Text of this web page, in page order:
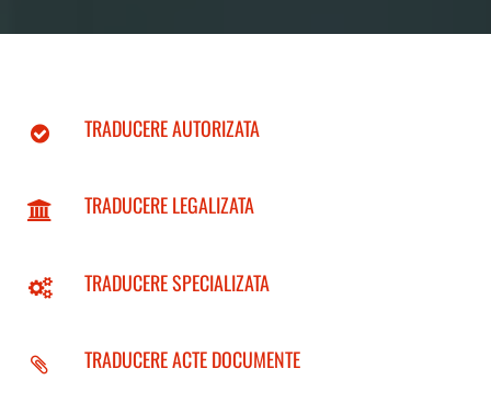
TRADUCERE AUTORIZATA
TRADUCERE LEGALIZATA
TRADUCERE SPECIALIZATA
TRADUCERE ACTE DOCUMENTE